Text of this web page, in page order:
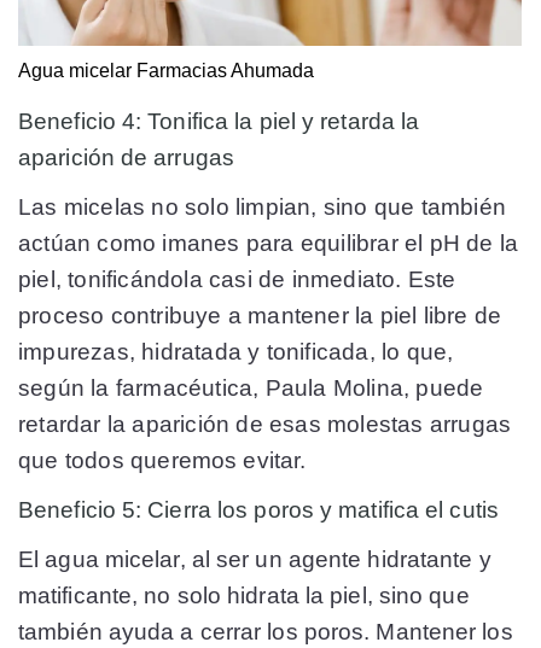
Agua micelar Farmacias Ahumada
Beneficio 4: Tonifica la piel y retarda la
aparición de arrugas
Las micelas no solo limpian, sino que también
actúan como imanes para equilibrar el pH de la
piel, tonificándola casi de inmediato. Este
proceso contribuye a mantener la piel libre de
impurezas, hidratada y tonificada, lo que,
según la farmacéutica, Paula Molina, puede
retardar la aparición de esas molestas arrugas
que todos queremos evitar.
Beneficio 5: Cierra los poros y matifica el cutis
El agua micelar, al ser un agente hidratante y
matificante, no solo hidrata la piel, sino que
también ayuda a cerrar los poros. Mantener los